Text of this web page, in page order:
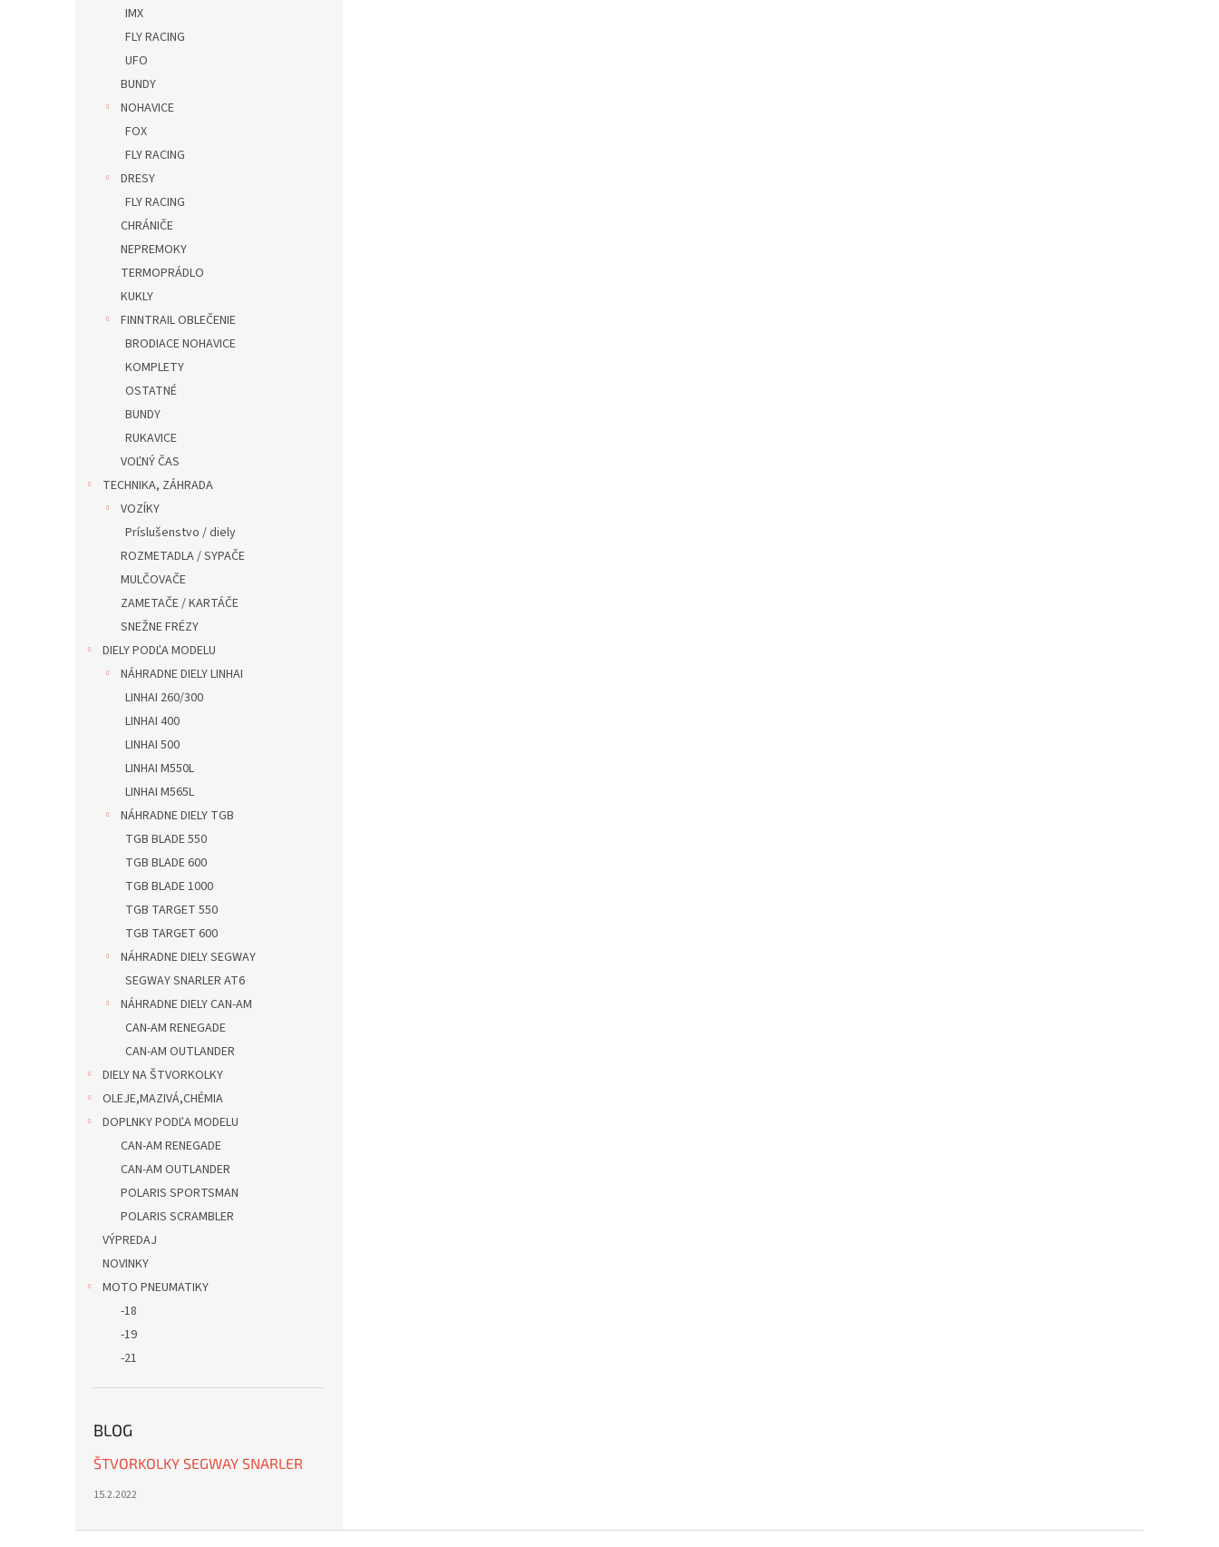
IMX
FLY RACING
UFO
BUNDY
NOHAVICE
FOX
FLY RACING
DRESY
FLY RACING
CHRÁNIČE
NEPREMOKY
TERMOPRÁDLO
KUKLY
FINNTRAIL OBLEČENIE
BRODIACE NOHAVICE
KOMPLETY
OSTATNÉ
BUNDY
RUKAVICE
VOĽNÝ ČAS
TECHNIKA, ZÁHRADA
VOZÍKY
Príslušenstvo / diely
ROZMETADLA / SYPAČE
MULČOVAČE
ZAMETAČE / KARTÁČE
SNEŽNE FRÉZY
DIELY PODĽA MODELU
NÁHRADNE DIELY LINHAI
LINHAI 260/300
LINHAI 400
LINHAI 500
LINHAI M550L
LINHAI M565L
NÁHRADNE DIELY TGB
TGB BLADE 550
TGB BLADE 600
TGB BLADE 1000
TGB TARGET 550
TGB TARGET 600
NÁHRADNE DIELY SEGWAY
SEGWAY SNARLER AT6
NÁHRADNE DIELY CAN-AM
CAN-AM RENEGADE
CAN-AM OUTLANDER
DIELY NA ŠTVORKOLKY
OLEJE,MAZIVÁ,CHÉMIA
DOPLNKY PODĽA MODELU
CAN-AM RENEGADE
CAN-AM OUTLANDER
POLARIS SPORTSMAN
POLARIS SCRAMBLER
VÝPREDAJ
NOVINKY
MOTO PNEUMATIKY
-18
-19
-21
BLOG
ŠTVORKOLKY SEGWAY SNARLER
15.2.2022